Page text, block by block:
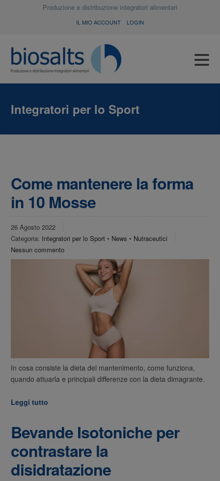
Produzione e distribuzione integratori alimentari
IL MIO ACCOUNT LOGIN
Integratori per lo Sport
Come mantenere la forma
in 10 Mosse
26 Agosto 2022
Categoria: Integratori per lo Sport • News • Nutraceutici
Nessun commento
In cosa consiste la dieta del mantenimento, come funziona,
quando attuarla e principali differenze con la dieta dimagrante.
Leggi tutto
Bevande Isotoniche per
contrastare la
disidratazione